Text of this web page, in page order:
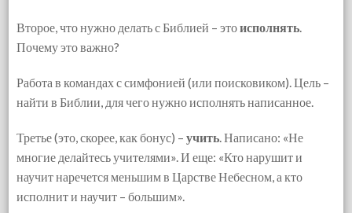
Второе, что нужно делать с Библией – этоисполнять
Почему это важно?
Работа в командах с симфонией (или поисковиком). Цель –
найти в Библии, для чего нужно исполнять написанное.
Третье (это, скорее, как бонус) –учить . Написано: «Не
многие делайтесь учителями». И еще: «Кто нарушит и
научит наречется меньшим в Царстве Небесном, а кто
исполнит и научит – большим».